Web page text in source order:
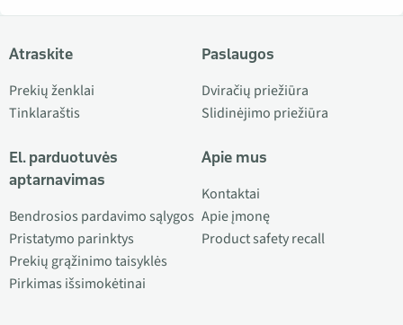
Atraskite
Prekių ženklai
Tinklaraštis
El. parduotuvės
aptarnavimas
Bendrosios pardavimo sąlygos
Pristatymo parinktys
Prekių grąžinimo taisyklės
Pirkimas išsimokėtinai
Paslaugos
Dviračių priežiūra
Slidinėjimo priežiūra
Apie mus
Kontaktai
Apie įmonę
Product safety recall